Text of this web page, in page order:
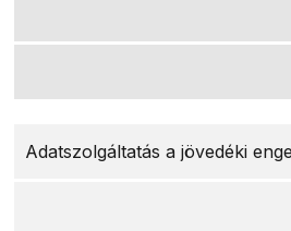
Adatszolgáltatás a jövedéki